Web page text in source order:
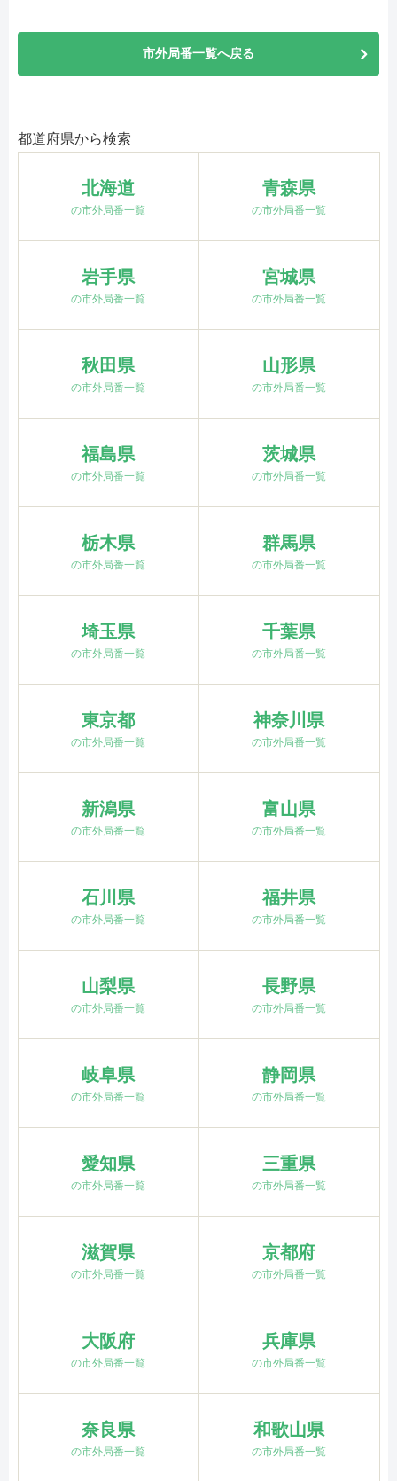
市外局番一覧へ戻る
都道府県から検索
北海道
の市外局番一覧
青森県
の市外局番一覧
岩手県
の市外局番一覧
宮城県
の市外局番一覧
秋田県
の市外局番一覧
山形県
の市外局番一覧
福島県
の市外局番一覧
茨城県
の市外局番一覧
栃木県
の市外局番一覧
群馬県
の市外局番一覧
埼玉県
の市外局番一覧
千葉県
の市外局番一覧
東京都
の市外局番一覧
神奈川県
の市外局番一覧
新潟県
の市外局番一覧
富山県
の市外局番一覧
石川県
の市外局番一覧
福井県
の市外局番一覧
山梨県
の市外局番一覧
長野県
の市外局番一覧
岐阜県
の市外局番一覧
静岡県
の市外局番一覧
愛知県
の市外局番一覧
三重県
の市外局番一覧
滋賀県
の市外局番一覧
京都府
の市外局番一覧
大阪府
の市外局番一覧
兵庫県
の市外局番一覧
奈良県
の市外局番一覧
和歌山県
の市外局番一覧